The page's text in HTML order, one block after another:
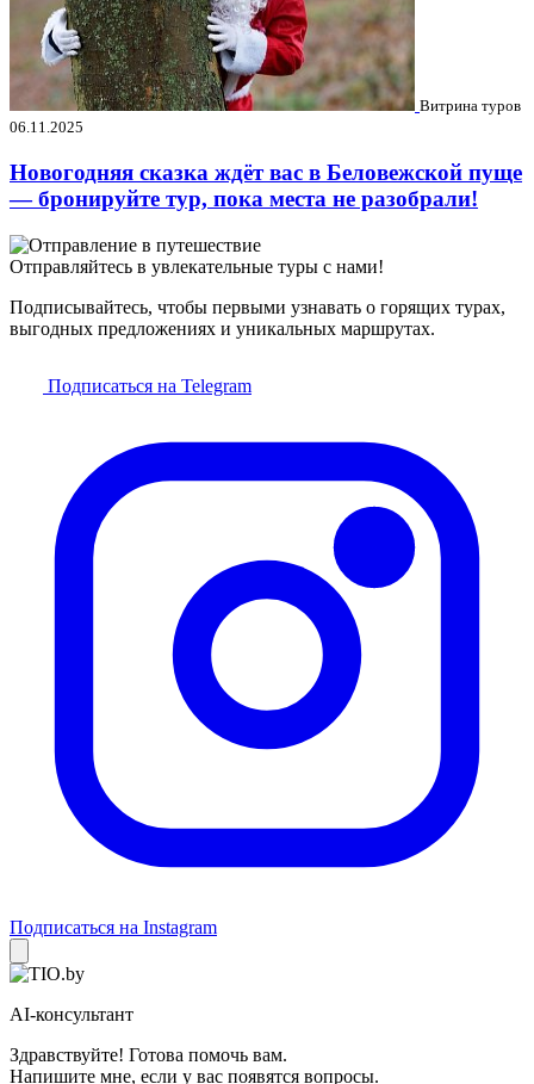
Витрина туров
06.11.2025
Новогодняя сказка ждёт вас в Беловежской пуще
— бронируйте тур, пока места не разобрали!
Отправляйтесь в увлекательные туры с нами!
Подписывайтесь, чтобы первыми узнавать о горящих турах,
выгодных предложениях и уникальных маршрутах.
Подписаться на Telegram
Подписаться на Instagram
AI-консультант
Здравствуйте! Готова помочь вам.
Напишите мне, если у вас появятся вопросы.